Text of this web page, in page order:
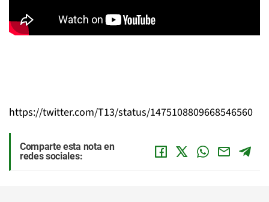
https://twitter.com/T13/status/1475108809668546560
Comparte esta nota en
redes sociales: